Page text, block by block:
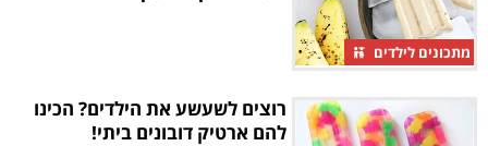
מתכונים לילדים
רוצים לשעשע את הילדים? הכינו
להם ארטיק דובונים ביתי!